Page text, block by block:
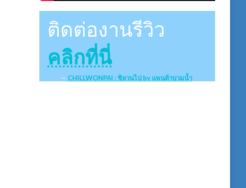
ติดต่องานรีวิว
คลิกที่นี่
CHILLWONPAI : ชิลวนไป by แพนด้าบวมน้ำ